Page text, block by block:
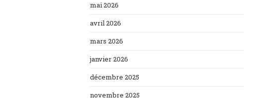
mai 2026
avril 2026
mars 2026
janvier 2026
décembre 2025
novembre 2025